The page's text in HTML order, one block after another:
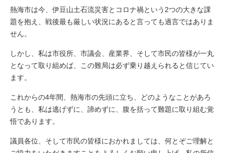
熱海市は今、伊豆山土石流災害とコロナ禍という2つの大きな課
題を抱え、戦後最も厳しい状況にあると言っても過言ではありま
せん。
しかし、私は市役所、市議会、産業界、そして市民の皆様が一丸
となって取り組めば、この難局は必ず乗り越えられると信じてい
ます。
これからの4年間、熱海市の先頭に立ち、どのようなことがあろ
うとも、私は逃げずに、諦めずに、腹を括って難題に取り組む覚
悟であります。
議員各位、そして市民の皆様におかれましては、何とぞご理解と